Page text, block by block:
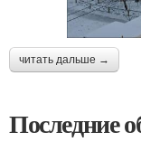
читать дальше →
Последние